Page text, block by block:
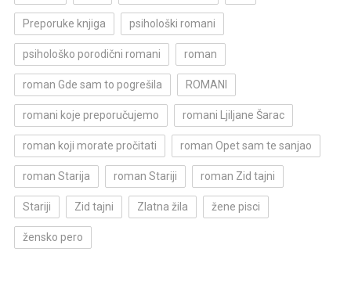
Preporuke knjiga psihološki romani
psihološko porodični romani roman
roman Gde sam to pogrešila ROMANI
romani koje preporučujemo romani Ljiljane Šarac
roman koji morate pročitati roman Opet sam te sanjao
roman Starija roman Stariji roman Zid tajni
Stariji Zid tajni Zlatna žila žene pisci
žensko pero